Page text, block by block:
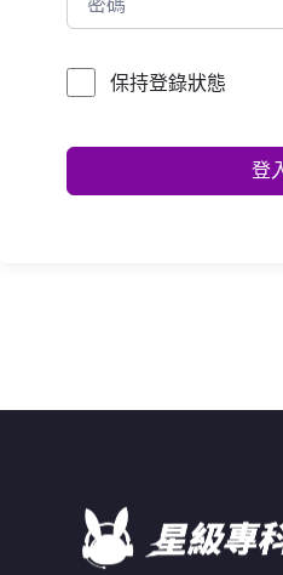
保持登錄狀態
登